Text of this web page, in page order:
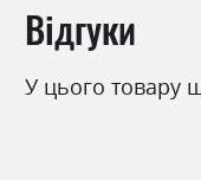
Відгуки
У цього товару